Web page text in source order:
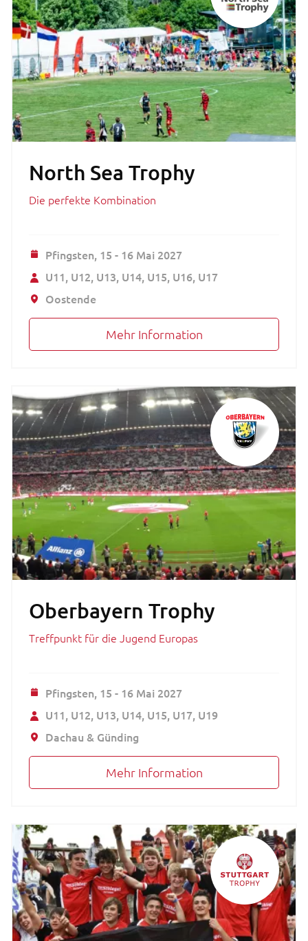
North Sea Trophy
Die perfekte Kombination
Pfingsten, 15 - 16 Mai 2027
U11 U12 U13 U14 U15 U16 U17
Oostende
Mehr Information
Oberbayern Trophy
Treffpunkt für die Jugend Europas
Pfingsten, 15 - 16 Mai 2027
U11 U12 U13 U14 U15 U17 U19
Dachau & Günding
Mehr Information